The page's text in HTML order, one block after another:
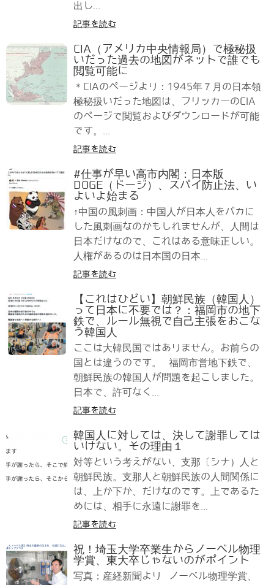
出し...
記事を読む
CIA（アメリカ中央情報局）で極秘扱
いだった過去の地図がネットで誰でも
閲覧可能に
＊CIAのページより：1945年７月の日本領
極秘扱いだった地図は、フリッカーのCIA
のページで閲覧およびダウンロードが可能
です。...
記事を読む
#仕事が早い高市内閣：日本版
DOGE（ドージ）、スパイ防止法、い
よいよ始まる
↑中国の風刺画：中国人が日本人をバカに
した風刺画なのかもしれませんが、人間は
日本だけなので、これはある意味正しい。
人権があるのは日本国の日本...
記事を読む
【これはひどい】朝鮮民族（韓国人）
って日本に不要では？：福岡市の地下
鉄で、ルール無視で自己主張をおこな
う韓国人
ここは大韓民国ではありません。お前らの
国とは違うのです。 福岡市営地下鉄で、
朝鮮民族の韓国人が問題を起こしました。
日本で、許可なく...
記事を読む
韓国人に対しては、決して謝罪しては
いけない。その理由１
対等という考えがない、支那〔シナ）人と
朝鮮民族。支那人と朝鮮民族の人間関係に
は、上か下か、だけなのです。上であるた
めには、相手に永遠に謝罪を...
記事を読む
祝！埼玉大学卒業生からノーベル物理
学賞、東大卒じゃないのがポイント
写真：産経新聞より ノーベル物理学賞、